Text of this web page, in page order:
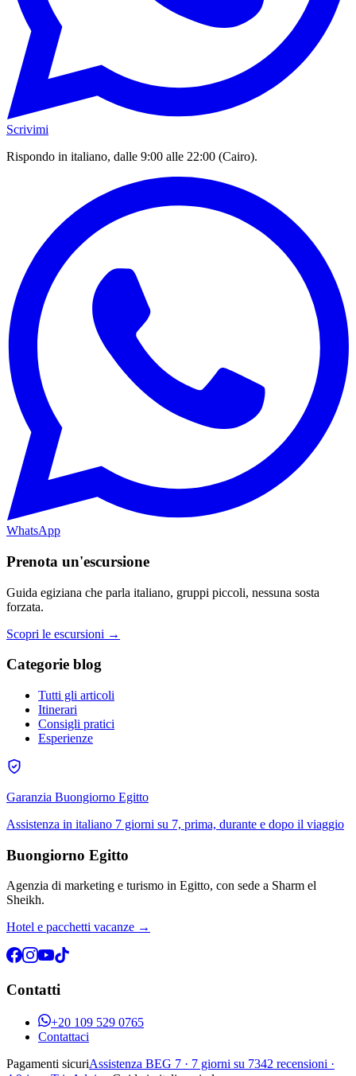
Scrivimi
Rispondo in italiano, dalle 9:00 alle 22:00 (Cairo).
WhatsApp
Prenota un'escursione
Guida egiziana che parla italiano, gruppi piccoli, nessuna sosta
forzata.
Scopri le escursioni →
Categorie blog
Tutti gli articoli
Itinerari
Consigli pratici
Esperienze
Garanzia Buongiorno Egitto
Assistenza in italiano 7 giorni su 7, prima, durante e dopo il viaggio
Buongiorno Egitto
Agenzia di marketing e turismo in Egitto, con sede a Sharm el
Sheikh.
Hotel e pacchetti vacanze →
Contatti
+20 109 529 0765
Contattaci
Pagamenti sicuriAssistenza BEG 7 · 7 giorni su 7342 recensioni ·